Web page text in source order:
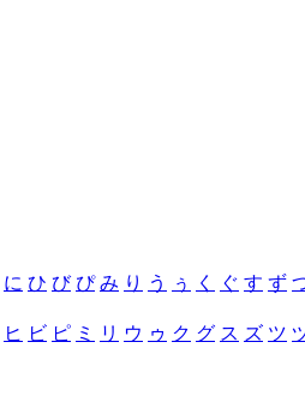
に ひ び ぴ み り う ぅ く ぐ す ず
ヒ ビ ピ ミ リ ウ ゥ ク グ ス ズ ツ